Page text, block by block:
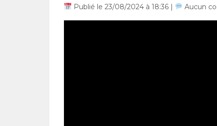
Publié le 23/08/2024 à 18:36 | Aucun